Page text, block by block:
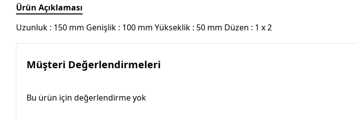
Ürün Açıklaması
Uzunluk : 150 mm Genişlik : 100 mm Yükseklik : 50 mm Düzen : 1 x 2
Müşteri Değerlendirmeleri
Bu ürün için değerlendirme yok